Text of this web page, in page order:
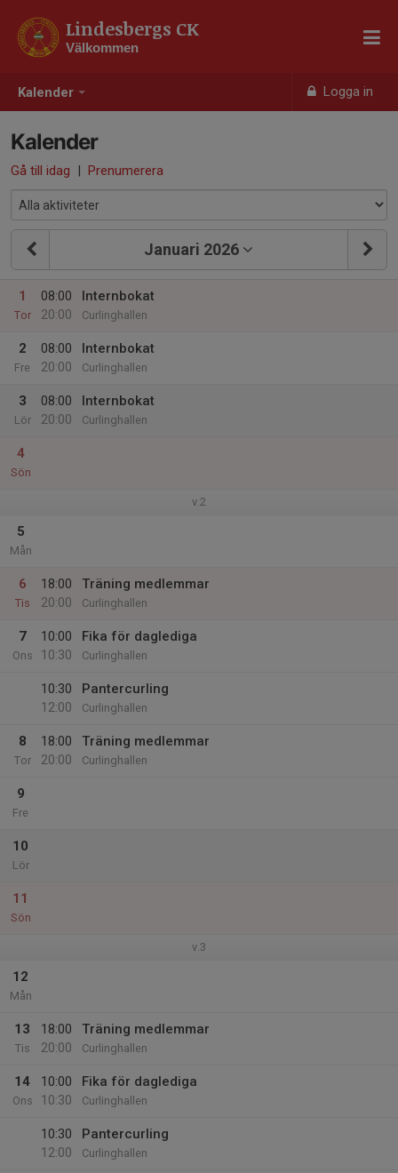
Kalender Logga in
Lindesbergs CK
Välkommen
Kalender
Gå till idag | Prenumerera
Januari 2026
1
Tor
08:00
20:00
Internbokat
Curlinghallen
2
Fre
08:00
20:00
Internbokat
Curlinghallen
3
Lör
08:00
20:00
Internbokat
Curlinghallen
4
Sön
v.2
5
Mån
6
Tis
18:00
20:00
Träning medlemmar
Curlinghallen
7
Ons
10:00
10:30
Fika för daglediga
Curlinghallen
10:30
12:00
Pantercurling
Curlinghallen
8
Tor
18:00
20:00
Träning medlemmar
Curlinghallen
9
Fre
10
Lör
11
Sön
v.3
12
Mån
13
Tis
18:00
20:00
Träning medlemmar
Curlinghallen
14
Ons
10:00
10:30
Fika för daglediga
Curlinghallen
10:30
12:00
Pantercurling
Curlinghallen